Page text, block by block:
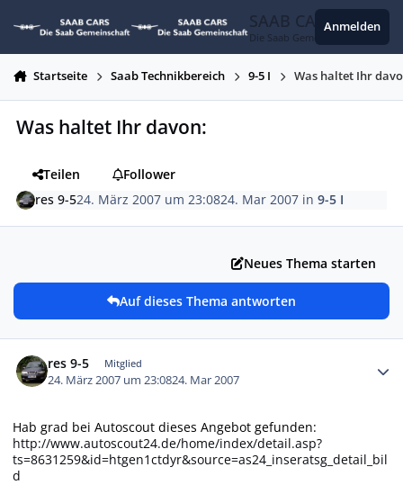
SAAB CARS
Die Saab Gemeinschaft
Anmelden
Startseite Saab Technikbereich 9-5 I Was haltet Ihr
Was haltet Ihr davon:
Teilen
Follower
res 9-524. März 2007 um 23:0824. Mar 2007 in9-5 I
Neues Thema starten
Auf dieses Thema antworten
res 9-5 Mitglied
24. März 2007 um 23:0824. Mar 2007
Hab grad bei Autoscout dieses Angebot gefunden:
http://www.autoscout24.de/home/index/detail.asp?
ts=8631259&id=htgen1ctdyr&source=as24_inseratsg_detail_bil
d